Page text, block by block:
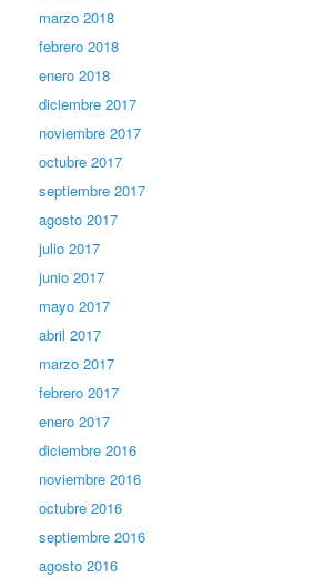
marzo 2018
febrero 2018
enero 2018
diciembre 2017
noviembre 2017
octubre 2017
septiembre 2017
agosto 2017
julio 2017
junio 2017
mayo 2017
abril 2017
marzo 2017
febrero 2017
enero 2017
diciembre 2016
noviembre 2016
octubre 2016
septiembre 2016
agosto 2016